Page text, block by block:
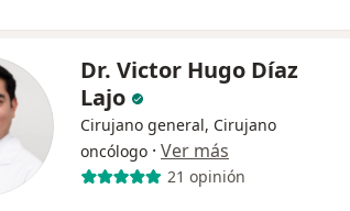
Dr. Victor Hugo Díaz
Lajo
Cirujano general, Cirujano
oncólogo · Ver más
21 opinión